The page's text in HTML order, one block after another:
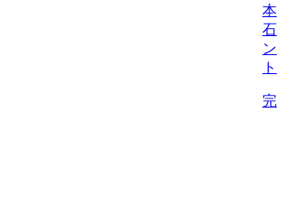
本
石
ン
ト
完